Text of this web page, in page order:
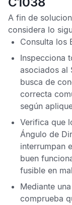
A fin de
considera lo
Consulta los
Inspecciona
asociados al
busca de
correcta
según
Verifica que
Ángulo de
interrumpan
buen
fusible en
Mediante
comprueba